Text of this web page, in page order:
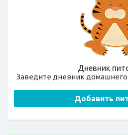
Дневник
Заведите дневник домашнего
Добавить